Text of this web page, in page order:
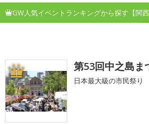
GW人気イベントランキングから探す【関西
1 第53回中之島ま
日本最大級の市民祭り